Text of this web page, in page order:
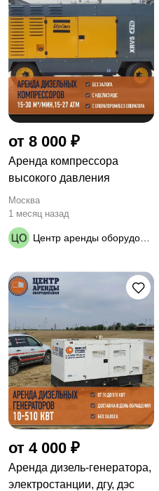
от 8 000 ₽
Аренда компрессора
высокого давления
Москва
1 месяц назад
от 4 000 ₽
Apeндa дизель-генератора,
элeктрoстанции, дгу, дэc